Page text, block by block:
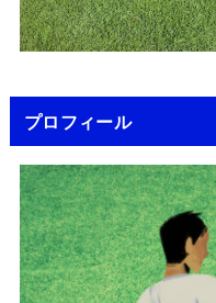
プロフィール